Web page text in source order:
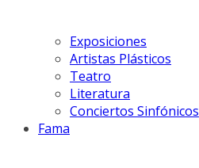
Exposiciones
Artistas Plásticos
Teatro
Literatura
Conciertos Sinfónicos
Fama